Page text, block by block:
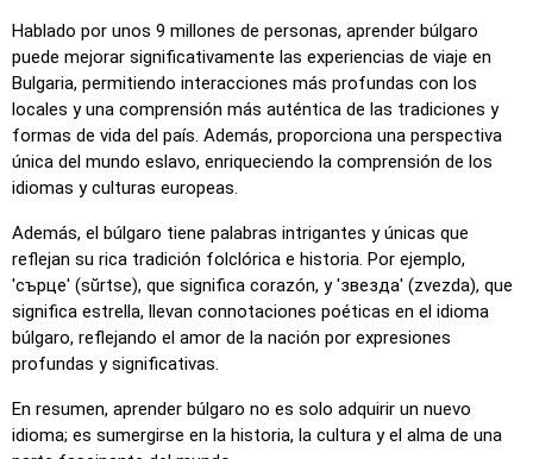
Hablado por unos 9 millones de personas, aprender búlgaro
puede mejorar significativamente las experiencias de viaje en
Bulgaria, permitiendo interacciones más profundas con los
locales y una comprensión más auténtica de las tradiciones y
formas de vida del país. Además, proporciona una perspectiva
única del mundo eslavo, enriqueciendo la comprensión de los
idiomas y culturas europeas.
Además, el búlgaro tiene palabras intrigantes y únicas que
reflejan su rica tradición folclórica e historia. Por ejemplo,
'сърце' (sŭrtse), que significa corazón, y 'звезда' (zvezda), que
significa estrella, llevan connotaciones poéticas en el idioma
búlgaro, reflejando el amor de la nación por expresiones
profundas y significativas.
En resumen, aprender búlgaro no es solo adquirir un nuevo
idioma; es sumergirse en la historia, la cultura y el alma de una